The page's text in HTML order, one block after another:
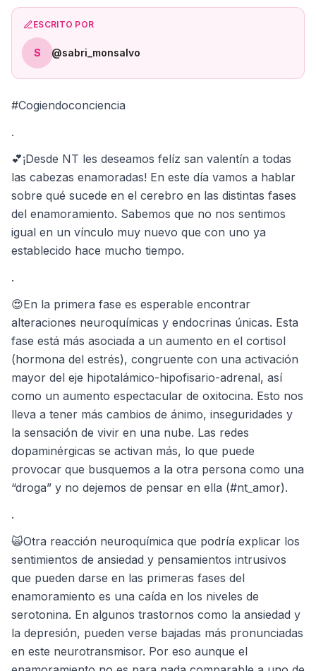
ESCRITO POR
S @sabri_monsalvo
#Cogiendoconciencia
.
💕¡Desde NT les deseamos felíz san valentín a todas
las cabezas enamoradas! En este día vamos a hablar
sobre qué sucede en el cerebro en las distintas fases
del enamoramiento. Sabemos que no nos sentimos
igual en un vínculo muy nuevo que con uno ya
establecido hace mucho tiempo.
.
😍En la primera fase es esperable encontrar
alteraciones neuroquímicas y endocrinas únicas. Esta
fase está más asociada a un aumento en el cortisol
(hormona del estrés), congruente con una activación
mayor del eje hipotalámico-hipofisario-adrenal, así
como un aumento espectacular de oxitocina. Esto nos
lleva a tener más cambios de ánimo, inseguridades y
la sensación de vivir en una nube. Las redes
dopaminérgicas se activan más, lo que puede
provocar que busquemos a la otra persona como una
“droga” y no dejemos de pensar en ella (#nt_amor).
.
🙀Otra reacción neuroquímica que podría explicar los
sentimientos de ansiedad y pensamientos intrusivos
que pueden darse en las primeras fases del
enamoramiento es una caída en los niveles de
serotonina. En algunos trastornos como la ansiedad y
la depresión, pueden verse bajadas más pronunciadas
en este neurotransmisor. Por eso aunque el